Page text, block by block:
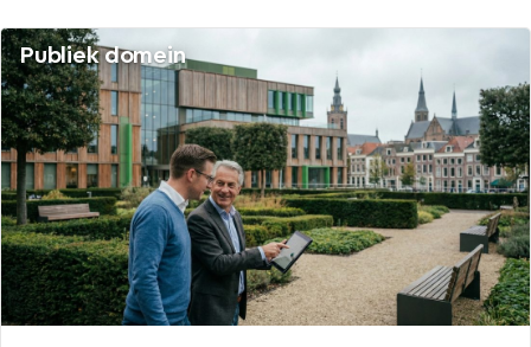
Publiek domein